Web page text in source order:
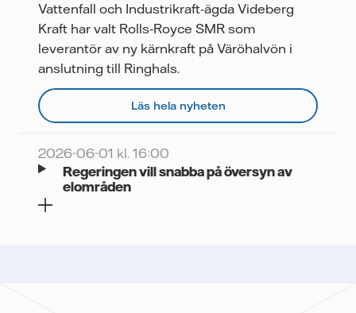
Vattenfall och Industrikraft-ägda Videberg
Kraft har valt Rolls‑Royce SMR som
leverantör av ny kärnkraft på Väröhalvön i
anslutning till Ringhals.
Läs hela nyheten
2026-06-01 kl. 16:00
Regeringen vill snabba på översyn av
elområden